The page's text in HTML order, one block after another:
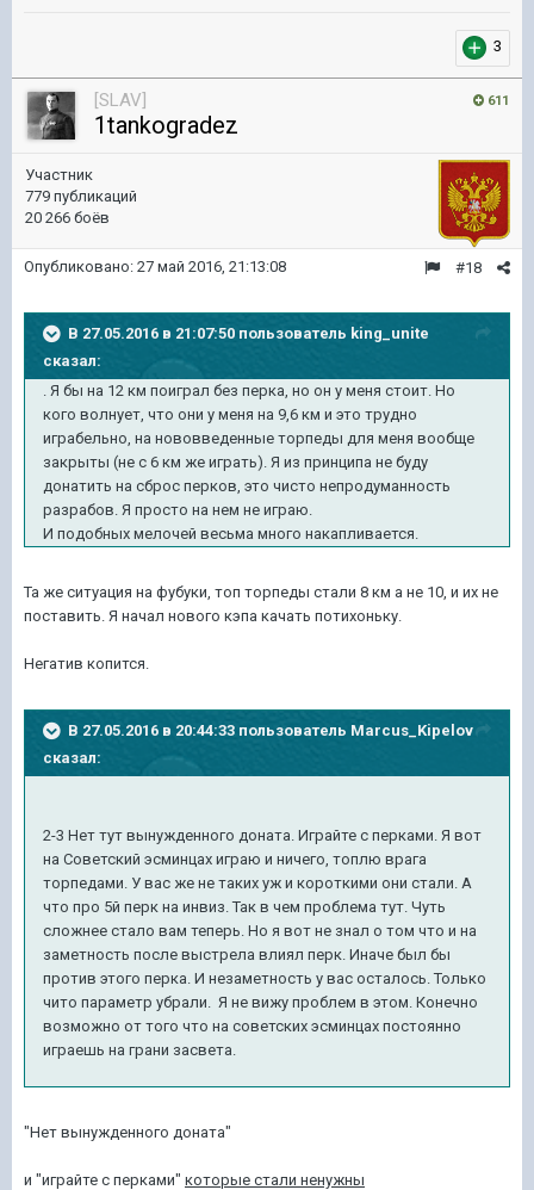
3
611
[SLAV]
1tankogradez
Участник
779 публикаций
20 266 боёв
#18
Опубликовано: 27 май 2016, 21:13:08
В 27.05.2016 в 21:07:50 пользователь king_unite
сказал:
. Я бы на 12 км поиграл без перка, но он у меня стоит. Но
кого волнует, что они у меня на 9,6 км и это трудно
играбельно, на нововведенные торпеды для меня вообще
закрыты (не с 6 км же играть). Я из принципа не буду
донатить на сброс перков, это чисто непродуманность
разрабов. Я просто на нем не играю.
И подобных мелочей весьма много накапливается.
Та же ситуация на фубуки, топ торпеды стали 8 км а не 10, и их не
поставить. Я начал нового кэпа качать потихоньку.
Негатив копится.
В 27.05.2016 в 20:44:33 пользователь Marcus_Kipelov
сказал:
2-3 Нет тут вынужденного доната. Играйте с перками. Я вот
на Советский эсминцах играю и ничего, топлю врага
торпедами. У вас же не таких уж и короткими они стали. А
что про 5й перк на инвиз. Так в чем проблема тут. Чуть
сложнее стало вам теперь. Но я вот не знал о том что и на
заметность после выстрела влиял перк. Иначе был бы
против этого перка. И незаметность у вас осталось. Только
чито параметр убрали. Я не вижу проблем в этом. Конечно
возможно от того что на советских эсминцах постоянно
играешь на грани засвета.
"Нет вынужденного доната"
и "играйте с перками" которые стали ненужны